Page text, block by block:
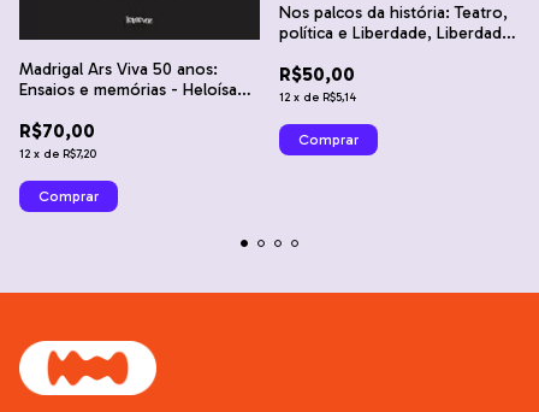
Madrigal Ars Viva 50 anos:
Ensaios e memórias - Heloísa
R$70,00
12 x de R$7,20
Nos palcos da história: Teatro,
política e Liberdade, Liberdade
R$50,00
12 x de R$5,14